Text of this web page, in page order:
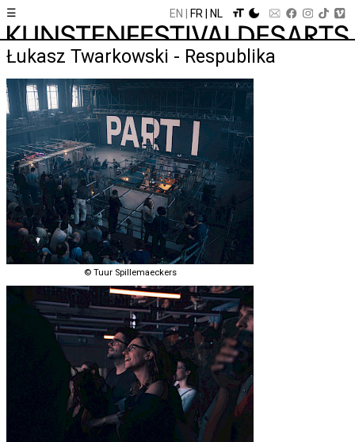
☰ EN FR NL
Łukasz Twarkowski - Respublika
© Tuur Spillemaeckers